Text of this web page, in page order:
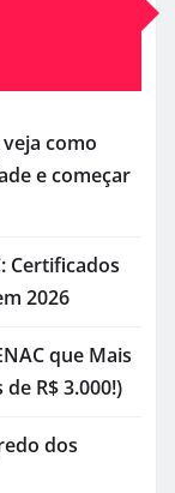
como
e começar
Certificados
2026
que Mais
R$ 3.000!)
dos